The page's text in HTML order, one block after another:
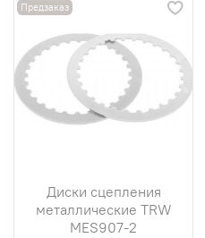
Предзаказ
Диски сцепления
металлические TRW
MES907-2